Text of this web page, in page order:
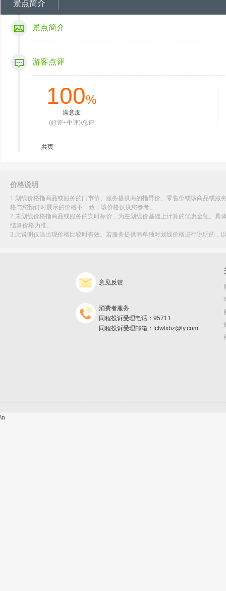
景点简介
景点简介
游客点评
100%
满意度
(好评+中评)/总评
共页
价格说明
1.划线价格指商品或服务的门市价、服务提供商的指导价、零售价或该商品或
格与您预订时展示的价格不一致，该价格仅供您参考。
2.未划线价格指商品或服务的实时标价，为在划线价基础上计算的优惠金额。
结算价格为准。
3.此说明仅当出现价格比较时有效。若服务提供商单独对划线价格进行说明的
意见反馈
消费者服务
同程投诉受理电话：95711
同程投诉受理邮箱：tcfwfxbz@ly.com
\n